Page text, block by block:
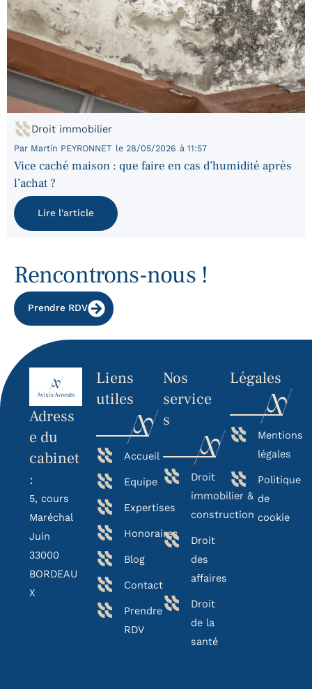
Droit immobilier
Par Martin PEYRONNET le 28/05/2026 à 11:57
Vice caché maison : que faire en cas d’humidité après
l’achat ?
Lire l'article
Rencontrons-nous !
Prendre RDV
Adress
e du
cabinet
:
5, cours
Maréchal
Juin
33000
BORDEAU
X
Liens
utiles
Accueil
Equipe
Expertises
Honoraires
Blog
Contact
Prendre
RDV
Nos
service
s
Droit
immobilier &
construction
Droit
des
affaires
Droit
de la
santé
Légales
Mentions
légales
Politique
de
cookie